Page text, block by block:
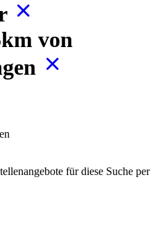
von
für diese Suche per